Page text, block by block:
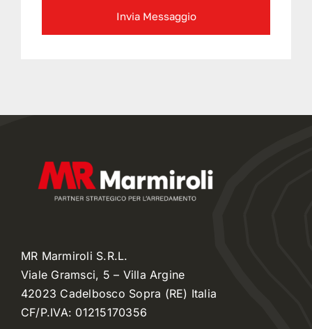
Invia Messaggio
MR Marmiroli S.R.L.
Viale Gramsci, 5 – Villa Argine
42023 Cadelbosco Sopra (RE) Italia
CF/P.IVA: 01215170356